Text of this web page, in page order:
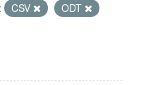
CSV
ODT